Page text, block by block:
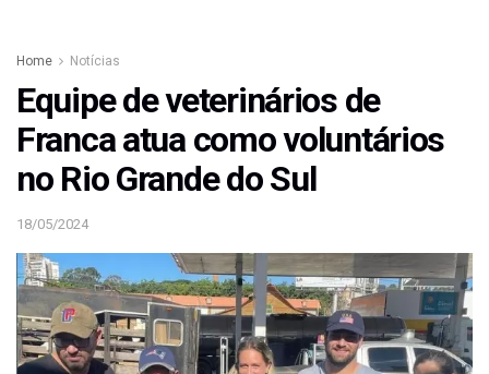
Home Notícias
Equipe de veterinários de
Franca atua como voluntários
no Rio Grande do Sul
18/05/2024